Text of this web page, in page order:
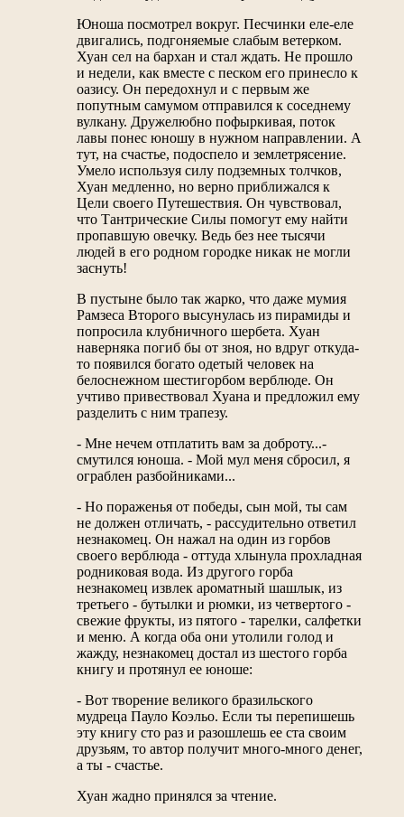
Юноша посмотрел вокруг. Песчинки еле-еле
двигались, подгоняемые слабым ветерком.
Хуан сел на бархан и стал ждать. Не прошло
и недели, как вместе с песком его принесло к
оазису. Он передохнул и с первым же
попутным самумом отправился к соседнему
вулкану. Дружелюбно пофыркивая, поток
лавы понес юношу в нужном направлении. А
тут, на счастье, подоспело и землетрясение.
Умело используя силу подземных толчков,
Хуан медленно, но верно приближался к
Цели своего Путешествия. Он чувствовал,
что Тантрические Силы помогут ему найти
пропавшую овечку. Ведь без нее тысячи
людей в его родном городке никак не могли
заснуть!
В пустыне было так жарко, что даже мумия
Рамзеса Второго высунулась из пирамиды и
попросила клубничного шербета. Хуан
наверняка погиб бы от зноя, но вдруг откуда-
то появился богато одетый человек на
белоснежном шестигорбом верблюде. Он
учтиво привествовал Хуана и предложил ему
разделить с ним трапезу.
- Мне нечем отплатить вам за доброту...-
смутился юноша. - Мой мул меня сбросил, я
ограблен разбойниками...
- Но пораженья от победы, сын мой, ты сам
не должен отличать, - рассудительно ответил
незнакомец. Он нажал на один из горбов
своего верблюда - оттуда хлынула прохладная
родниковая вода. Из другого горба
незнакомец извлек ароматный шашлык, из
третьего - бутылки и рюмки, из четвертого -
свежие фрукты, из пятого - тарелки, салфетки
и меню. А когда оба они утолили голод и
жажду, незнакомец достал из шестого горба
книгу и протянул ее юноше:
- Вот творение великого бразильского
мудреца Пауло Коэльо. Если ты перепишешь
эту книгу сто раз и разошлешь ее ста своим
друзьям, то автор получит много-много денег,
а ты - счастье.
Хуан жадно принялся за чтение.